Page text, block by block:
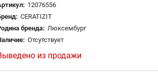
12076556
CERATIZIT
бренда: Люксембург
Отсутствует
из продажи